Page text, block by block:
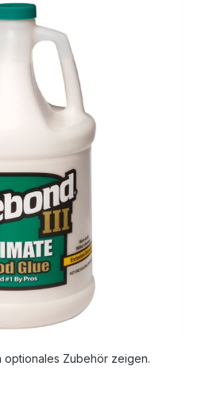
optionales Zubehör zeigen.